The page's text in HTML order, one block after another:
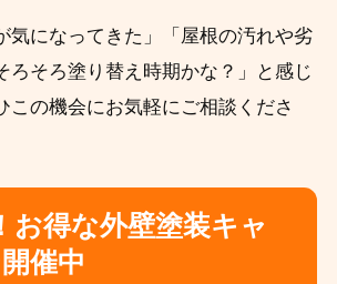
気になってきた」「屋根の汚れや劣
ろそろ塗り替え時期かな？」と感じ
この機会にお気軽にご相談くださ
お得な外壁塗装キャ
催中